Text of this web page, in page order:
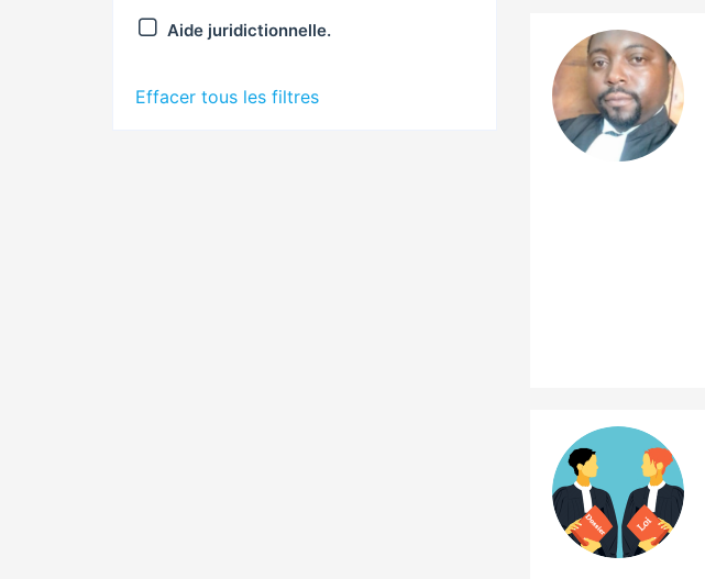
Aide juridictionnelle.
Effacer tous les filtres